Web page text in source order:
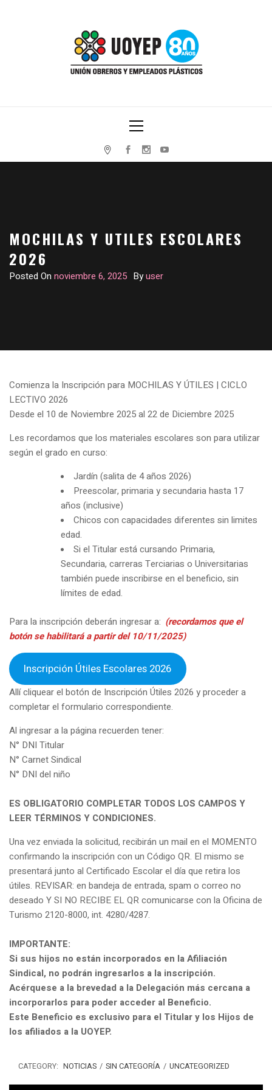
UNIÓN OBREROS Y EMPLEADOS PLÁSTICOS
Menu
MOCHILAS Y UTILES ESCOLARES
2026
Posted On noviembre 6, 2025 Byuser
Comienza la Inscripción para MOCHILAS Y ÚTILES | CICLO
LECTIVO 2026
Desde el 10 de Noviembre 2025 al 22 de Diciembre 2025
Les recordamos que los materiales escolares son para utilizar
según el grado en curso:
Jardín (salita de 4 años 2026)
Preescolar, primaria y secundaria hasta 17
años (inclusive)
Chicos con capacidades diferentes sin limites
edad.
Si el Titular está cursando Primaria,
Secundaria, carreras Terciarias o Universitarias
también puede inscribirse en el beneficio, sin
límites de edad.
Para la inscripción deberán ingresar a: (recordamos que el
botón se habilitará a partir del 10/11/2025)
Inscripción Útiles Escolares 2026
Allí cliquear el botón de Inscripción Útiles 2026 y proceder a
completar el formulario correspondiente.
Al ingresar a la página recuerden tener:
N° DNI Titular
N° Carnet Sindical
N° DNI del niño
ES OBLIGATORIO COMPLETAR TODOS LOS CAMPOS Y
LEER TÉRMINOS Y CONDICIONES.
Una vez enviada la solicitud, recibirán un mail en el MOMENTO
confirmando la inscripción con un Código QR. El mismo se
presentará junto al Certificado Escolar el día que retira los
útiles. REVISAR: en bandeja de entrada, spam o correo no
deseado Y SI NO RECIBE EL QR comunicarse con la Oficina de
Turismo 2120-8000, int. 4280/4287.
IMPORTANTE:
Si sus hijos no están incorporados en la Afiliación
Sindical, no podrán ingresarlos a la inscripción.
Acérquese a la brevedad a la Delegación más cercana a
incorporarlos para poder acceder al Beneficio.
Este Beneficio es exclusivo para el Titular y los Hijos de
los afiliados a la UOYEP.
CATEGORY: NOTICIAS / SIN CATEGORÍA / UNCATEGORIZED